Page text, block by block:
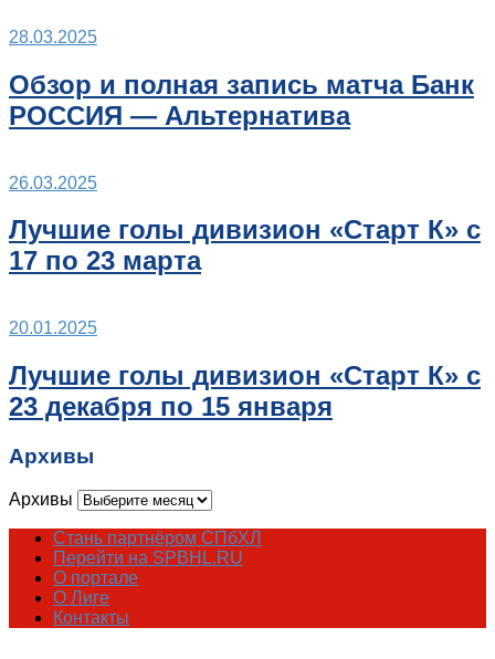
28.03.2025
Обзор и полная запись матча Банк
РОССИЯ — Альтернатива
26.03.2025
Лучшие голы дивизион «Старт К» с
17 по 23 марта
20.01.2025
Лучшие голы дивизион «Старт К» с
23 декабря по 15 января
Архивы
Архивы
Стань партнёром СПбХЛ
Перейти на SPBHL.RU
О портале
О Лиге
Контакты